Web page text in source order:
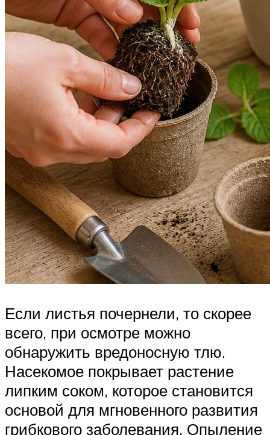
Если листья почернели, то скорее
всего, при осмотре можно
обнаружить вредоносную тлю.
Насекомое покрывает растение
липким соком, которое становится
основой для мгновенного развития
грибкового заболевания. Опыление